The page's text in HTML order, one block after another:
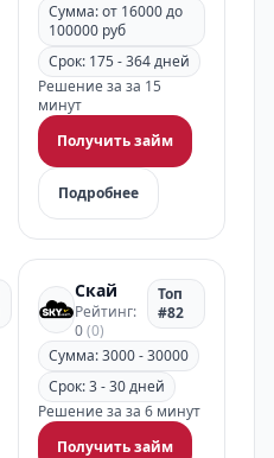
Сумма: от 16000 до
100000 руб
Срок: 175 - 364 дней
Решение за за 15
минут
Получить займ
Подробнее
Скай
Рейтинг:
0(0)
Топ
#82
Сумма: 3000 - 30000
Срок: 3 - 30 дней
Решение за за 6 минут
Получить займ